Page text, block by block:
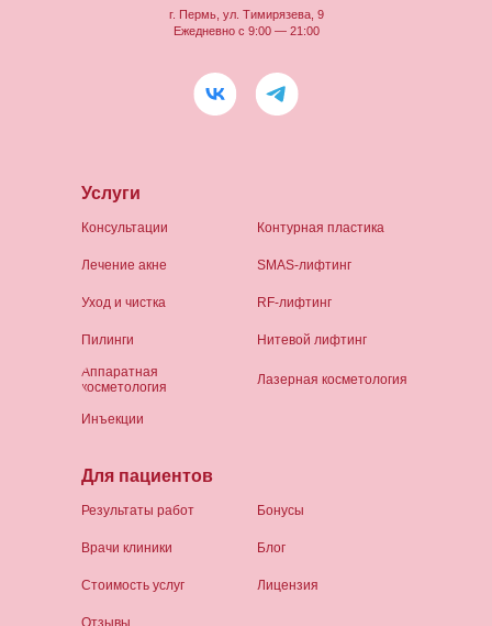
Услуги
Консультации
Лечение акне
Уход и чистка
Пилинги
Инъекции
Нитевой лифтинг
SMAS-лифтинг
RF-лифтинг
Аппаратная
косметология
Лазерная косметология
Контурная пластика
г. Пермь, ул. Тимирязева, 9
Ежедневно с 9:00 — 21:00
Для пациентов
Результаты работ
Врачи клиники
Стоимость услуг
Отзывы
Бонусы
Блог
Лицензия